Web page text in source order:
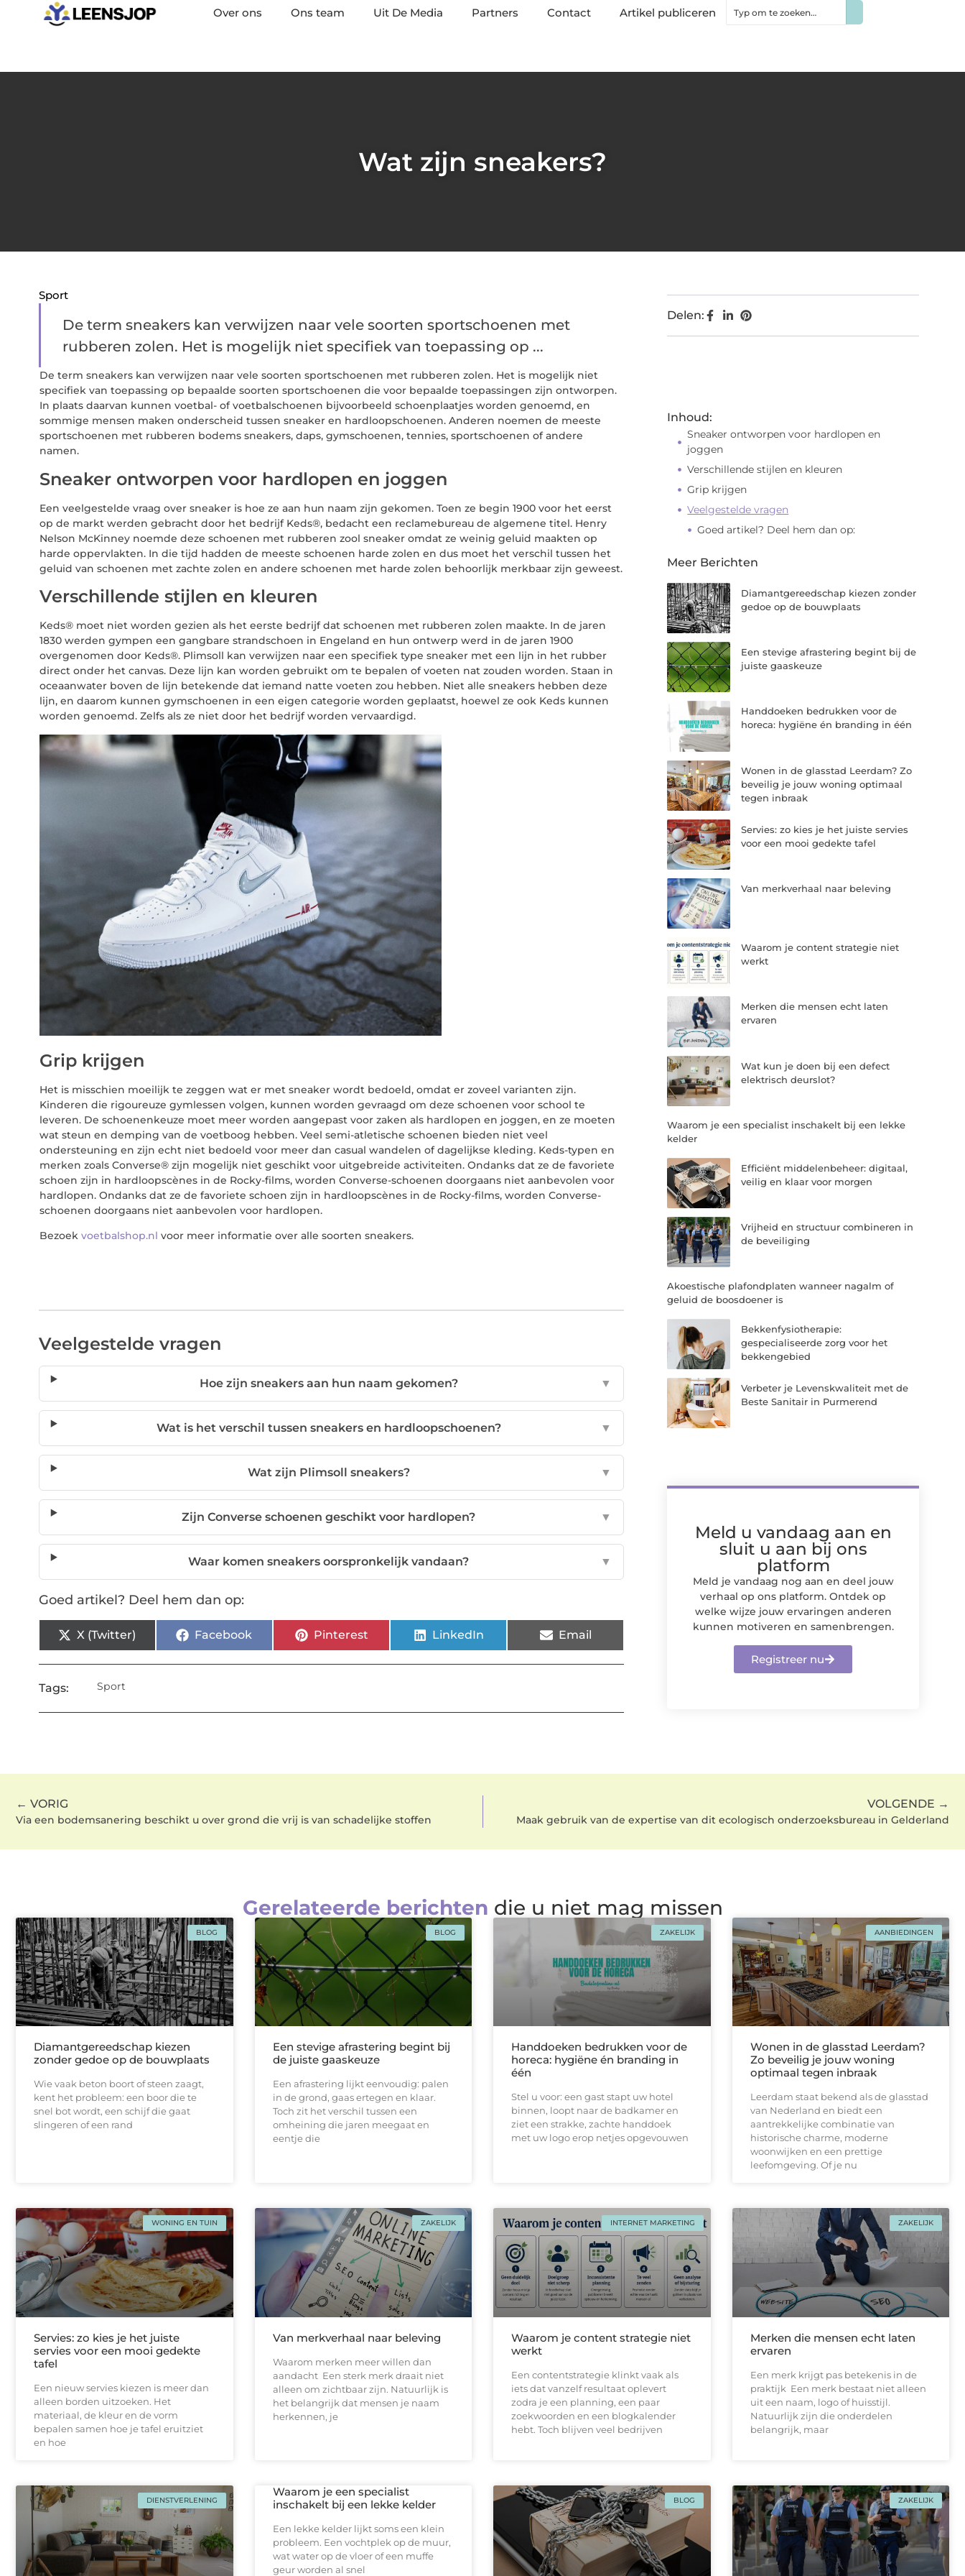
Over ons Ons team Uit De Media Partners Contact Artikel publiceren
Wat zijn sneakers?
Sport
De term sneakers kan verwijzen naar vele soorten sportschoenen met
rubberen zolen. Het is mogelijk niet specifiek van toepassing op ...
De term sneakers kan verwijzen naar vele soorten sportschoenen met rubberen zolen. Het is mogelijk niet
specifiek van toepassing op bepaalde soorten sportschoenen die voor bepaalde toepassingen zijn ontworpen.
In plaats daarvan kunnen voetbal- of voetbalschoenen bijvoorbeeld schoenplaatjes worden genoemd, en
sommige mensen maken onderscheid tussen sneaker en hardloopschoenen. Anderen noemen de meeste
sportschoenen met rubberen bodems sneakers, daps, gymschoenen, tennies, sportschoenen of andere
namen.
Sneaker ontworpen voor hardlopen en joggen
Een veelgestelde vraag over sneaker is hoe ze aan hun naam zijn gekomen. Toen ze begin 1900 voor het eerst
op de markt werden gebracht door het bedrijf Keds®, bedacht een reclamebureau de algemene titel. Henry
Nelson McKinney noemde deze schoenen met rubberen zool sneaker omdat ze weinig geluid maakten op
harde oppervlakten. In die tijd hadden de meeste schoenen harde zolen en dus moet het verschil tussen het
geluid van schoenen met zachte zolen en andere schoenen met harde zolen behoorlijk merkbaar zijn geweest.
Verschillende stijlen en kleuren
Keds® moet niet worden gezien als het eerste bedrijf dat schoenen met rubberen zolen maakte. In de jaren
1830 werden gympen een gangbare strandschoen in Engeland en hun ontwerp werd in de jaren 1900
overgenomen door Keds®. Plimsoll kan verwijzen naar een specifiek type sneaker met een lijn in het rubber
direct onder het canvas. Deze lijn kan worden gebruikt om te bepalen of voeten nat zouden worden. Staan in
oceaanwater boven de lijn betekende dat iemand natte voeten zou hebben. Niet alle sneakers hebben deze
lijn, en daarom kunnen gymschoenen in een eigen categorie worden geplaatst, hoewel ze ook Keds kunnen
worden genoemd. Zelfs als ze niet door het bedrijf worden vervaardigd.
Grip krijgen
Het is misschien moeilijk te zeggen wat er met sneaker wordt bedoeld, omdat er zoveel varianten zijn.
Kinderen die rigoureuze gymlessen volgen, kunnen worden gevraagd om deze schoenen voor school te
leveren. De schoenenkeuze moet meer worden aangepast voor zaken als hardlopen en joggen, en ze moeten
wat steun en demping van de voetboog hebben. Veel semi-atletische schoenen bieden niet veel
ondersteuning en zijn echt niet bedoeld voor meer dan casual wandelen of dagelijkse kleding. Keds-typen en
merken zoals Converse® zijn mogelijk niet geschikt voor uitgebreide activiteiten. Ondanks dat ze de favoriete
schoen zijn in hardloopscènes in de Rocky-films, worden Converse-schoenen doorgaans niet aanbevolen voor
hardlopen. Ondanks dat ze de favoriete schoen zijn in hardloopscènes in de Rocky-films, worden Converse-
schoenen doorgaans niet aanbevolen voor hardlopen.
Bezoek voetbalshop.nl voor meer informatie over alle soorten sneakers.
Veelgestelde vragen
Hoe zijn sneakers aan hun naam gekomen? ▼
Wat is het verschil tussen sneakers en hardloopschoenen? ▼
Wat zijn Plimsoll sneakers? ▼
Zijn Converse schoenen geschikt voor hardlopen? ▼
Waar komen sneakers oorspronkelijk vandaan? ▼
Goed artikel? Deel hem dan op:
X (Twitter) Facebook Pinterest LinkedIn Email
Tags: Sport
Delen:
Inhoud:
Sneaker ontworpen voor hardlopen en
joggen
Verschillende stijlen en kleuren
Grip krijgen
Veelgestelde vragen
Goed artikel? Deel hem dan op:
Meer Berichten
Diamantgereedschap kiezen zonder
gedoe op de bouwplaats
Een stevige afrastering begint bij de
juiste gaaskeuze
Handdoeken bedrukken voor de
horeca: hygiëne én branding in één
Wonen in de glasstad Leerdam? Zo
beveilig je jouw woning optimaal
tegen inbraak
Servies: zo kies je het juiste servies
voor een mooi gedekte tafel
Van merkverhaal naar beleving
Waarom je content strategie niet
werkt
Merken die mensen echt laten
ervaren
Wat kun je doen bij een defect
elektrisch deurslot?
Waarom je een specialist inschakelt bij een lekke
kelder
Efficiënt middelenbeheer: digitaal,
veilig en klaar voor morgen
Vrijheid en structuur combineren in
de beveiliging
Akoestische plafondplaten wanneer nagalm of
geluid de boosdoener is
Bekkenfysiotherapie:
gespecialiseerde zorg voor het
bekkengebied
Verbeter je Levenskwaliteit met de
Beste Sanitair in Purmerend
Meld u vandaag aan en
sluit u aan bij ons
platform
Meld je vandaag nog aan en deel jouw
verhaal op ons platform. Ontdek op
welke wijze jouw ervaringen anderen
kunnen motiveren en samenbrengen.
Registreer nu
← VORIG
Via een bodemsanering beschikt u over grond die vrij is van schadelijke stoffen
VOLGENDE →
Maak gebruik van de expertise van dit ecologisch onderzoeksbureau in Gelderland
Gerelateerde berichten die u niet mag missen
BLOG
Diamantgereedschap kiezen
zonder gedoe op de bouwplaats
Wie vaak beton boort of steen zaagt,
kent het probleem: een boor die te
snel bot wordt, een schijf die gaat
slingeren of een rand
BLOG
Een stevige afrastering begint bij
de juiste gaaskeuze
Een afrastering lijkt eenvoudig: palen
in de grond, gaas ertegen en klaar.
Toch zit het verschil tussen een
omheining die jaren meegaat en
eentje die
ZAKELIJK
Handdoeken bedrukken voor de
horeca: hygiëne én branding in
één
Stel u voor: een gast stapt uw hotel
binnen, loopt naar de badkamer en
ziet een strakke, zachtе handdoek
met uw logo erop netjes opgevouwen
AANBIEDINGEN
Wonen in de glasstad Leerdam?
Zo beveilig je jouw woning
optimaal tegen inbraak
Leerdam staat bekend als de glasstad
van Nederland en biedt een
aantrekkelijke combinatie van
historische charme, moderne
woonwijken en een prettige
leefomgeving. Of je nu
WONING EN TUIN
Servies: zo kies je het juiste
servies voor een mooi gedekte
tafel
Een nieuw servies kiezen is meer dan
alleen borden uitzoeken. Het
materiaal, de kleur en de vorm
bepalen samen hoe je tafel eruitziet
en hoe
ZAKELIJK
Van merkverhaal naar beleving
Waarom merken meer willen dan
aandacht Een sterk merk draait niet
alleen om zichtbaar zijn. Natuurlijk is
het belangrijk dat mensen je naam
herkennen, je
INTERNET MARKETING
Waarom je content strategie niet
werkt
Een contentstrategie klinkt vaak als
iets dat vanzelf resultaat oplevert
zodra je een planning, een paar
zoekwoorden en een blogkalender
hebt. Toch blijven veel bedrijven
ZAKELIJK
Merken die mensen echt laten
ervaren
Een merk krijgt pas betekenis in de
praktijk Een merk bestaat niet alleen
uit een naam, logo of huisstijl.
Natuurlijk zijn die onderdelen
belangrijk, maar
DIENSTVERLENING
Waarom je een specialist
inschakelt bij een lekke kelder
Een lekke kelder lijkt soms een klein
probleem. Een vochtplek op de muur,
wat water op de vloer of een muffe
geur worden al snel
BLOG ZAKELIJK